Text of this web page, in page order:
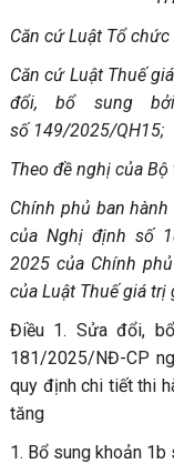
Căn cứ Luật Tổ
Căn cứ Luật Thuế
đổi, bổ sung
số 149/2025/QH15;
Theo đề nghị của
Chính phủ ban hành
của Nghị định số
2025 của Chính
của Luật Thuế giá trị
Điều 1. Sửa đổi,
181/2025/NĐ-CP
quy định chi tiết thi
tăng
1. Bổ sung khoản 1b